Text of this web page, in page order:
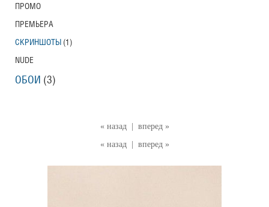
« назад
вперед »
« назад
вперед »
ПРОМО
ПРЕМЬЕРА
СКРИНШОТЫ (1)
NUDE
ОБОИ (3)